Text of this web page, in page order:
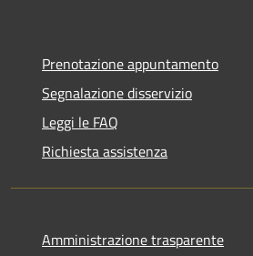
Prenotazione appuntamento
Segnalazione disservizio
Leggi le FAQ
Richiesta assistenza
Amministrazione trasparente